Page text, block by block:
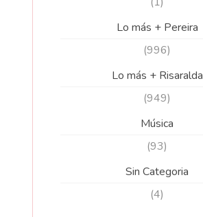
Lo más + Pereira
(996)
Lo más + Risaralda
(949)
Música
(93)
Sin Categoria
(4)